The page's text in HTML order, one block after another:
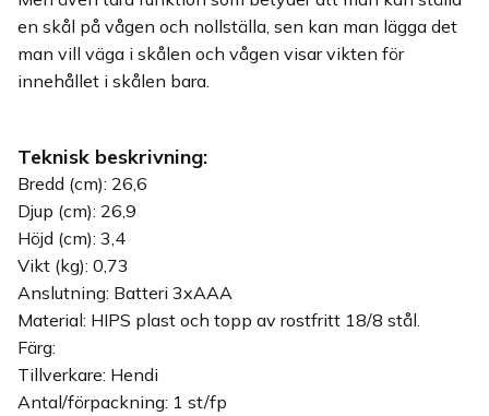
en skål på vågen och nollställa, sen kan man lägga det
man vill väga i skålen och vågen visar vikten för
innehållet i skålen bara.
Teknisk beskrivning:
Bredd (cm): 26,6
Djup (cm): 26,9
Höjd (cm): 3,4
Vikt (kg): 0,73
Anslutning: Batteri 3xAAA
Material: HIPS plast och topp av rostfritt 18/8 stål.
Färg:
Tillverkare: Hendi
Antal/förpackning: 1 st/fp